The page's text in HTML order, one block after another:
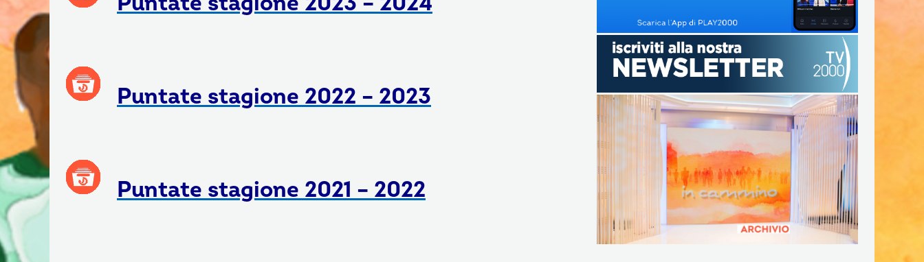
Puntate stagione 2022 – 2023
Puntate stagione 2021 – 2022